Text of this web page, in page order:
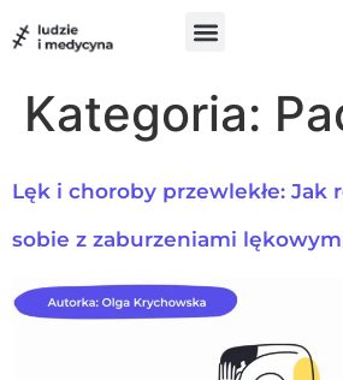
treści
Kategoria:
Lęk i choroby przewlekłe: Jak
sobie z zaburzeniami